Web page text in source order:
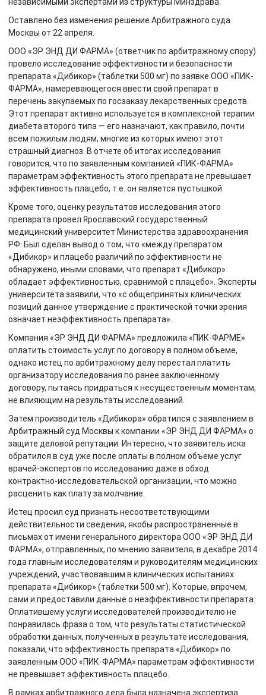
Оставлено без изменения решение Арбитражного суда
Москвы от 22 апреля.
ООО «ЭР ЭНД ДИ ФАРМА» (ответчик по арбитражному спору)
провело исследование эффективности и безопасности
препарата «Дибикор» (таблетки 500 мг) по заявке ООО «ПИК-
ФАРМА», намеревающегося ввести свой препарат в
перечень закупаемых по госзаказу лекарственных средств.
Этот препарат активно используется в комплексной терапии
диабета второго типа — его назначают, как правило, почти
всем пожилым людям, многие из которых имеют этот
страшный диагноз. В отчете об итогах исследования
говорится, что по заявленным компанией «ПИК-ФАРМА»
параметрам эффективность этого препарата не превышает
эффективность плацебо, т.е. он является пустышкой.
Кроме того, оценку результатов исследования этого
препарата провел Ярославский государственный
медицинский университет Министерства здравоохранения
РФ. Был сделан вывод о том, что «между препаратом
«Дибикор» и плацебо различий по эффективности не
обнаружено, иными словами, что препарат «Дибикор»
обладает эффективностью, сравнимой с плацебо». Эксперты
университета заявили, что «с общепринятых клинических
позиций данное утверждение с практической точки зрения
означает неэффективность препарата».
Компания «ЭР ЭНД ДИ ФАРМА» предложила «ПИК-ФАРМЕ»
оплатить стоимость услуг по договору в полном объеме,
однако истец по арбитражному делу перестал платить
организатору исследования по ранее заключенному
договору, пытаясь придраться к несущественным моментам,
не влияющим на результаты исследований.
Затем производитель «Дибикора» обратился с заявлением в
Арбитражный суд Москвы к компании «ЭР ЭНД ДИ ФАРМА» о
защите деловой репутации. Интересно, что заявитель иска
обратился в суд уже после оплаты в полном объеме услуг
врачей-экспертов по исследованию даже в обход
контрактно-исследовательской организации, что можно
расценить как плату за молчание.
Истец просил суд признать несоответствующими
действительности сведения, якобы распространенные в
письмах от имени генерального директора ООО «ЭР ЭНД ДИ
ФАРМА», отправленных, по мнению заявителя, в декабре 2014
года главным исследователям и руководителям медицинских
учреждений, участвовавшим в клинических испытаниях
препарата «Дибикор» (таблетки 500 мг). Которые, впрочем,
сами и предоставили данные о неэффективности препарата.
Оплатившему услуги исследователей производителю не
понравилась фраза о том, что результаты статистической
обработки данных, полученных в результате исследования,
показали, что эффективность препарата «Дибикор» по
заявленным ООО «ПИК-ФАРМА» параметрам эффективности
не превышает эффективность плацебо.
В рамках арбитражного дела была назначена экспертиза.